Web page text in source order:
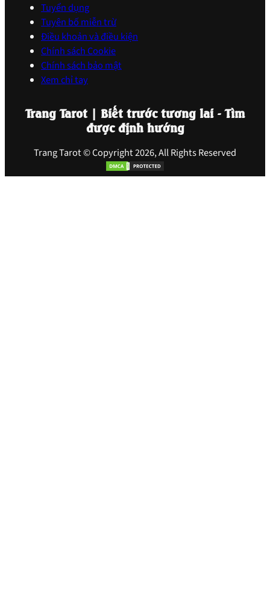
Tuyển dụng
Tuyên bố miễn trừ
Điều khoản và điều kiện
Chính sách Cookie
Chính sách bảo mật
Xem chỉ tay
Trang Tarot | Biết trước tương lai - Tìm
được định hướng
Trang Tarot © Copyright 2026, All Rights Reserved